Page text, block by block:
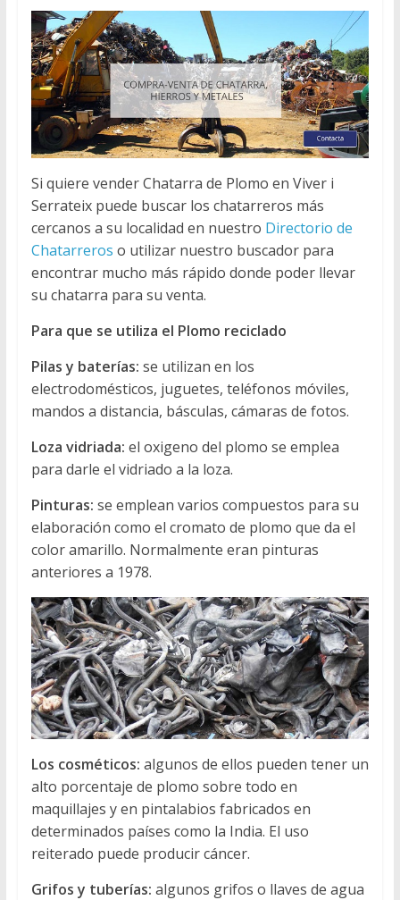
Si quiere vender Chatarra de Plomo en Viver i
Serrateix puede buscar los chatarreros más
cercanos a su localidad en nuestro Directorio de
Chatarreros o utilizar nuestro buscador para
encontrar mucho más rápido donde poder llevar
su chatarra para su venta.
Para que se utiliza el Plomo reciclado
Pilas y baterías: se utilizan en los
electrodomésticos, juguetes, teléfonos móviles,
mandos a distancia, básculas, cámaras de fotos.
Loza vidriada: el oxigeno del plomo se emplea
para darle el vidriado a la loza.
Pinturas: se emplean varios compuestos para su
elaboración como el cromato de plomo que da el
color amarillo. Normalmente eran pinturas
anteriores a 1978.
Los cosméticos: algunos de ellos pueden tener un
alto porcentaje de plomo sobre todo en
maquillajes y en pintalabios fabricados en
determinados países como la India. El uso
reiterado puede producir cáncer.
Grifos y tuberías: algunos grifos o llaves de agua